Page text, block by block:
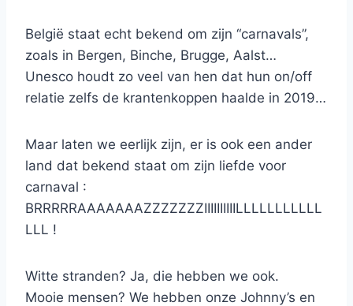
België staat echt bekend om zijn “carnavals”,
zoals in Bergen, Binche, Brugge, Aalst…
Unesco houdt zo veel van hen dat hun on/off
relatie zelfs de krantenkoppen haalde in 2019…
Maar laten we eerlijk zijn, er is ook een ander
land dat bekend staat om zijn liefde voor
carnaval :
BRRRRRAAAAAAAZZZZZZZIIIIIIIIIILLLLLLLLLLL
LLL !
Witte stranden? Ja, die hebben we ook.
Mooie mensen? We hebben onze Johnny’s en